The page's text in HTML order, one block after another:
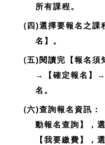
所有課程。
( 四)選擇要報名之課
名】。
(五)閱讀完【報名須
→【確定報名】→
名。
(六)查詢報名資訊
動報名查詢】，
【我要繳費】，